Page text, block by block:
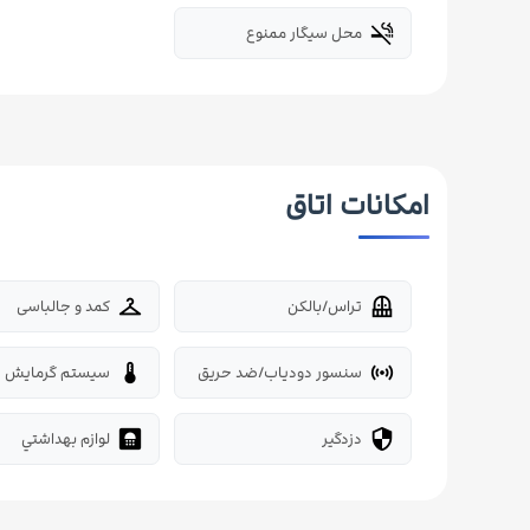
smoke_free محل سیگار ممنوع
امکانات اتاق
balcony تراس/بالکن checkroom کمد و جالباسی
sensors سنسور دودیاب/ضد حریق thermostat سیستم گرمایش
security دزدگیر bathroom لوازم بهداشتي